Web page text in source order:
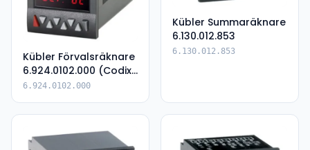
Kübler Förvalsräknare
6.924.0102.000 (Codix
924)
6.924.0102.000
Kübler Summaräknare
6.130.012.853
6.130.012.853